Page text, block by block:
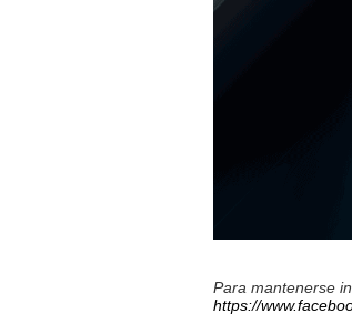
Para mantenerse
https://